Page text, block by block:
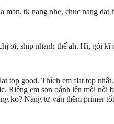
tk nang nhe, chuc nang dat
ơi, ship nhanh thế ah. Hi, gói kĩ
top good. Thích em flat top
Riêng em son oánh lên môi
ko? Nàng tư vấn thêm primer